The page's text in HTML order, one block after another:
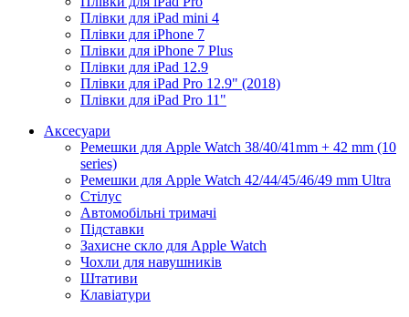
Плівки для iPad mini 4
Плівки для iPhone 7
Плівки для iPhone 7 Plus
Плівки для iPad 12.9
Плівки для iPad Pro 12.9" (2018)
Плівки для iPad Pro 11"
Аксесуари
Ремешки для Apple Watch 38/40/41mm + 42 mm (10
series)
Ремешки для Apple Watch 42/44/45/46/49 mm Ultra
Стілус
Автомобільні тримачі
Підставки
Захисне скло для Apple Watch
Чохли для навушників
Штативи
Клавіатури